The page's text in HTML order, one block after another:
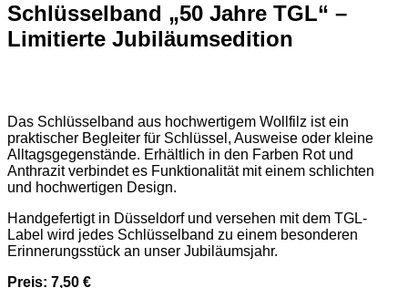
Schlüsselband „50 Jahre TGL“ –
Limitierte Jubiläumsedition
Das Schlüsselband aus hochwertigem Wollfilz ist ein
praktischer Begleiter für Schlüssel, Ausweise oder kleine
Alltagsgegenstände. Erhältlich in den Farben Rot und
Anthrazit verbindet es Funktionalität mit einem schlichten
und hochwertigen Design.
Handgefertigt in Düsseldorf und versehen mit dem TGL-
Label wird jedes Schlüsselband zu einem besonderen
Erinnerungsstück an unser Jubiläumsjahr.
Preis: 7,50 €